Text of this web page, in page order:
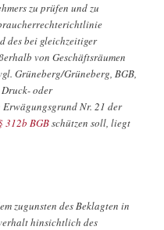
zu prüfen und zu
des bei gleichzeitiger
von Geschäftsräumen
Grüneberg/Grüneberg, BGB,
oder
Nr. 21 der
312b BGBschützen soll, liegt
zugunsten des Beklagten in
hinsichtlich des